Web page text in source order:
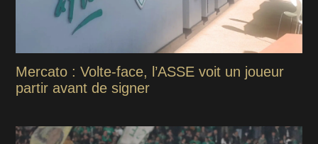
Mercato : Volte-face, l’ASSE voit un joueur
partir avant de signer